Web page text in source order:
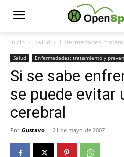
Inicio Salud Enfermedades:
Salud Enfermedades: tratamiento y
Si se sabe
se puede evitar
cerebral
Por Gustavo - 21 de mayo de 2007